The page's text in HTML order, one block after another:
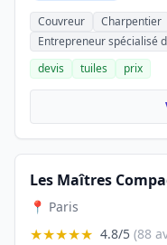
Couvreur
Charpentier
Entrepreneur spécialisé
devis
tuiles prix
Les Maîtres
📍 Paris
★★★★★ 4.8/5 (88